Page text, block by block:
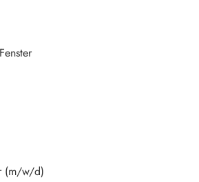
(m/w/d)